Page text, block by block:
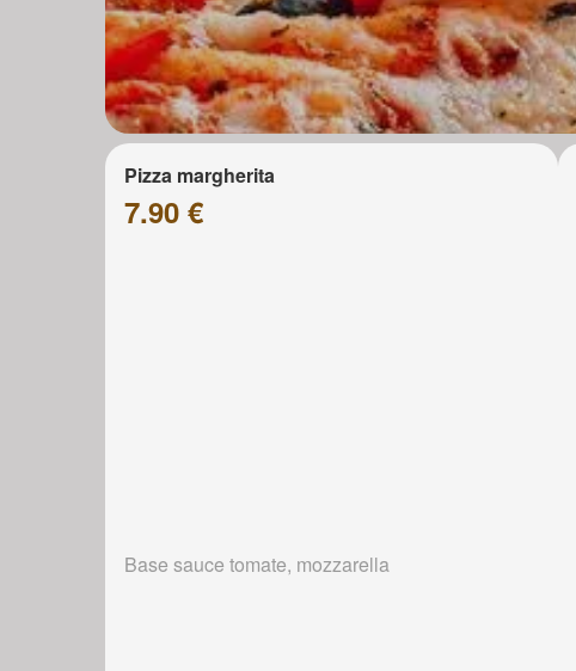
Pizza margherita
7.90 €
Base sauce tomate, mozzarella